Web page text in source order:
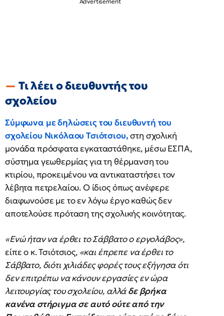
Τι λέει ο διευθυντής του
σχολείου
Σύμφωνα με δηλώσεις τουδιευθυντή του
σχολείου Νικόλαου Τσιότσιου,στη σχολική
μονάδα πρόσφατα εγκαταστάθηκε, μέσω ΕΣΠΑ,
σύστημα γεωθερμίας για τη θέρμανση του
κτιρίου, προκειμένου να αντικαταστήσει τον
λέβητα πετρελαίου. Ο ίδιος όπως ανέφερε
διαφωνούσε με το εν λόγω έργο καθώς δεν
αποτελούσε πρόταση της σχολικής κοινότητας.
«Ενώ ήταν να έρθει το Σάββατο ο εργολάβος»,
είπε ο κ. Τσιότσιος, «και έπρεπε να έρθει το
Σάββατο, διότι χιλιάδες φορές τους εξήγησα ότι
δεν επιτρέπω να κάνουν εργασίες εν ώρα
λειτουργίας του σχολείου, αλλάδε βρήκα
κανένα στήριγμα σε αυτό ούτε από την